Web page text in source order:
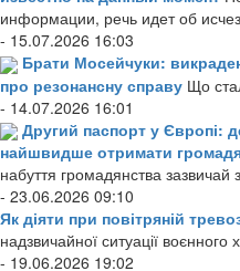
информации, речь идет об
- 15.07.2026 16:03
Брати Мосейчуки:
про резонансну справу Що
- 14.07.2026 16:01
Другий паспорт у Європі:
найшвидше отримати
набуття громадянства зазвичай
- 23.06.2026 09:10
Як діяти при повітряній
надзвичайної ситуації воєнного
- 19.06.2026 19:02